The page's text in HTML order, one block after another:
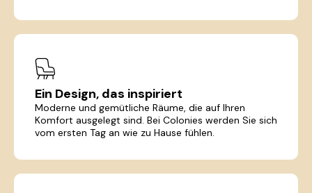
Ein Design, das inspiriert
Moderne und gemütliche Räume, die auf Ihren
Komfort ausgelegt sind. Bei Colonies werden Sie sich
vom ersten Tag an wie zu Hause fühlen.